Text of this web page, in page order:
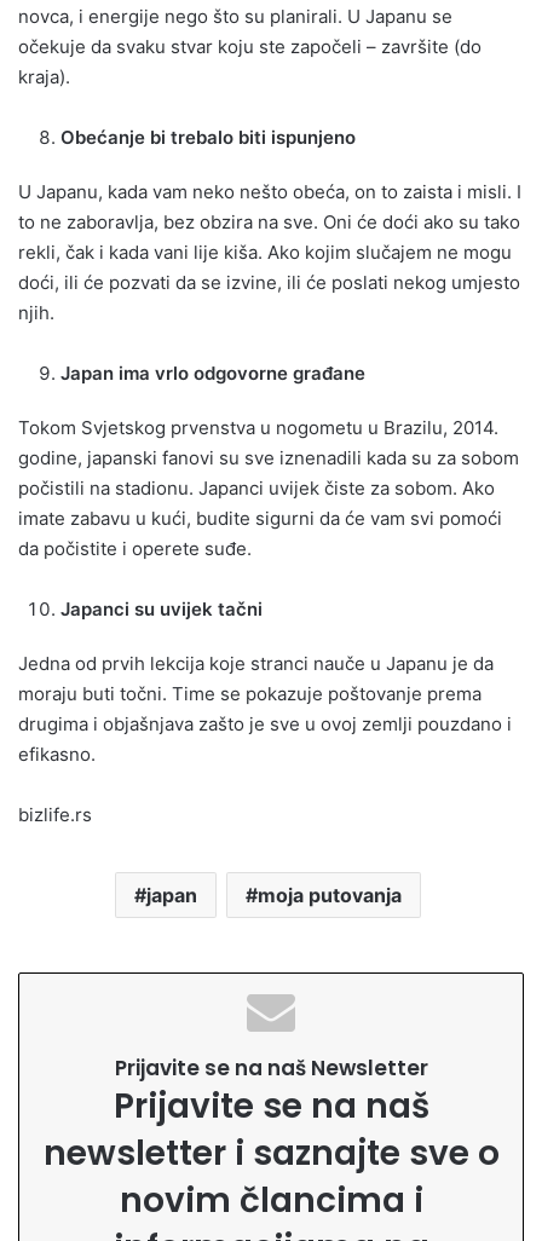
novca, i energije nego što su planirali. U Japanu se
očekuje da svaku stvar koju ste započeli – završite (do
kraja).
Obećanje bi trebalo biti ispunjeno
U Japanu, kada vam neko nešto obeća, on to zaista i misli. I
to ne zaboravlja, bez obzira na sve. Oni će doći ako su tako
rekli, čak i kada vani lije kiša. Ako kojim slučajem ne mogu
doći, ili će pozvati da se izvine, ili će poslati nekog umjesto
njih.
Japan ima vrlo odgovorne građane
Tokom Svjetskog prvenstva u nogometu u Brazilu, 2014.
godine, japanski fanovi su sve iznenadili kada su za sobom
počistili na stadionu. Japanci uvijek čiste za sobom. Ako
imate zabavu u kući, budite sigurni da će vam svi pomoći
da počistite i operete suđe.
Japanci su uvijek tačni
Jedna od prvih lekcija koje stranci nauče u Japanu je da
moraju buti točni. Time se pokazuje poštovanje prema
drugima i objašnjava zašto je sve u ovoj zemlji pouzdano i
efikasno.
bizlife.rs
japan moja putovanja
Prijavite se na naš Newsletter
Prijavite se na naš
newsletter i saznajte sve o
novim člancima i